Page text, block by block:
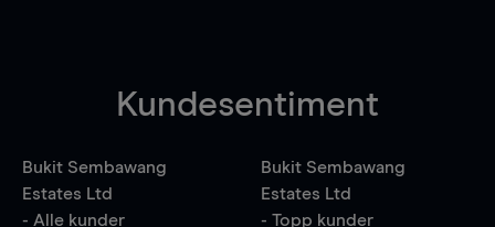
Kundesentiment
Bukit Sembawang
Estates Ltd
- Alle kunder
Bukit Sembawang
Estates Ltd
- Topp kunder